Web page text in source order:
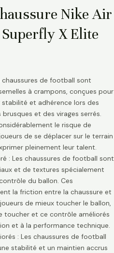
Nike Air
X Elite
chaussures de football sont
à crampons, conçues pour
et adhérence lors des
et des virages serrés.
le risque de
de se déplacer sur le terrain
pleinement leur talent.
: Les chaussures de football sont
et de textures spécialement
du ballon. Ces
la friction entre la chaussure et
de mieux toucher le ballon,
toucher et ce contrôle améliorés
et à la performance technique.
: Les chaussures de football
stabilité et un maintien accrus